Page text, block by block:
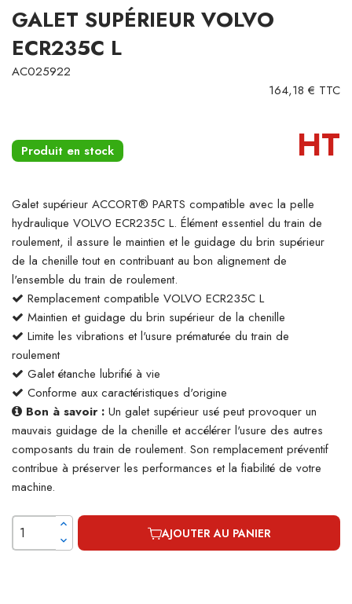
GALET SUPÉRIEUR VOLVO
ECR235C L
AC025922
164,18 € TTC
Produit en stock HT
Galet supérieur ACCORT® PARTS compatible avec la pelle
hydraulique VOLVO ECR235C L. Élément essentiel du train de
roulement, il assure le maintien et le guidage du brin supérieur
de la chenille tout en contribuant au bon alignement de
l'ensemble du train de roulement.
Remplacement compatible VOLVO ECR235C L
Maintien et guidage du brin supérieur de la chenille
Limite les vibrations et l'usure prématurée du train de
roulement
Galet étanche lubrifié à vie
Conforme aux caractéristiques d'origine
Bon à savoir : Un galet supérieur usé peut provoquer un
mauvais guidage de la chenille et accélérer l'usure des autres
composants du train de roulement. Son remplacement préventif
contribue à préserver les performances et la fiabilité de votre
machine.
AJOUTER AU PANIER